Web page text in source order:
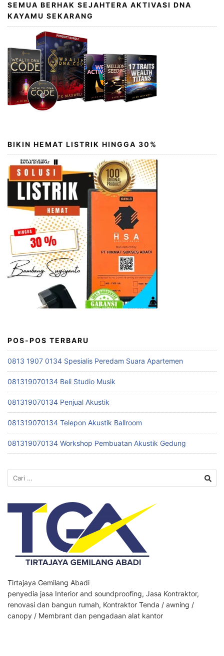
SEMUA BERHAK SEJAHTERA AKTIVASI DNA
KAYAMU SEKARANG
BIKIN HEMAT LISTRIK HINGGA 30%
POS-POS TERBARU
0813 1907 0134 Spesialis Peredam Suara Apartemen
081319070134 Beli Studio Musik
081319070134 Penjual Akustik
081319070134 Telepon Akustik Ballroom
081319070134 Workshop Pembuatan Akustik Gedung
Cari
untuk:
Tirtajaya Gemilang Abadi
penyedia jasa Interior and soundproofing, Jasa Kontraktor,
renovasi dan bangun rumah, Kontraktor Tenda / awning /
canopy / Membrant dan pengadaan alat kantor